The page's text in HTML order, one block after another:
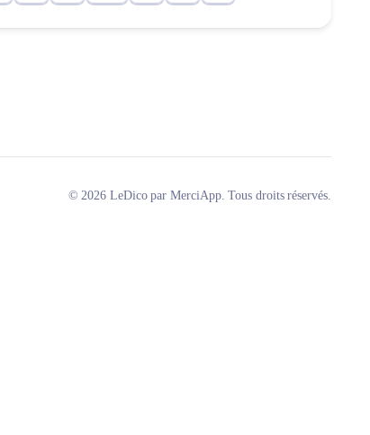
© 2026 LeDico par MerciApp. Tous droits réservés.